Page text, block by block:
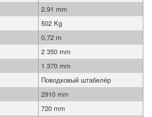
2,91 mm
502 Kg
0,72 m
2 350 mm
1 370 mm
Поводковый штабелёр
2910 mm
720 mm